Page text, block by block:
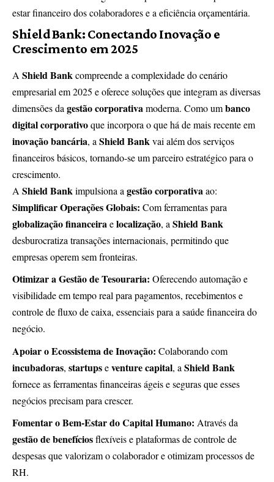
estar financeiro dos colaboradores e a eficiência orçamentária.
Shield Bank: Conectando Inovação e
Crescimento em 2025
A Shield Bankcompreende a complexidade do cenário
empresarial em 2025 e oferece soluções que integram as diversas
dimensões da gestão corporativamoderna. Como umbanco
digital corporativoque incorpora o que há de mais recente em
inovação bancária, a Shield Bankvai além dos serviços
financeiros básicos, tornando-se um parceiro estratégico para o
crescimento.
A Shield Bankimpulsiona a gestão corporativaao:
Simplificar Operações Globais: Com ferramentas para
globalização financeiraelocalização, a Shield Bank
desburocratiza transações internacionais, permitindo que
empresas operem sem fronteiras.
Otimizar a Gestão de Tesouraria: Oferecendo automação e
visibilidade em tempo real para pagamentos, recebimentos e
controle de fluxo de caixa, essenciais para a saúde financeira do
negócio.
Apoiar o Ecossistema de Inovação: Colaborando com
incubadoras, startupseventure capital, a Shield Bank
fornece as ferramentas financeiras ágeis e seguras que esses
negócios precisam para crescer.
Fomentar o Bem-Estar do Capital Humano: Através da
gestão de benefíciosflexíveis e plataformas de controle de
despesas que valorizam o colaborador e otimizam processos de
RH.